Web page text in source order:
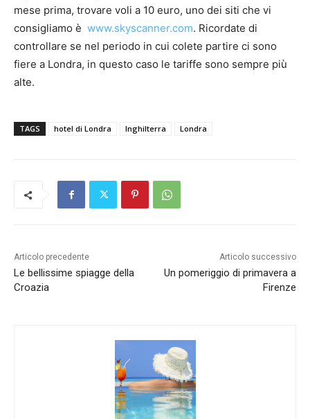
mese prima, trovare voli a 10 euro, uno dei siti che vi
consigliamo è www.skyscanner.com. Ricordate di
controllare se nel periodo in cui colete partire ci sono
fiere a Londra, in questo caso le tariffe sono sempre più
alte.
TAGS hotel di Londra Inghilterra Londra
Articolo precedente
Le bellissime spiagge della
Croazia
Articolo successivo
Un pomeriggio di primavera a
Firenze